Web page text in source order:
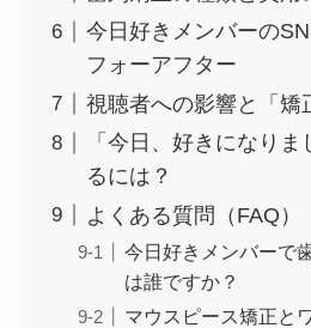
今日好きメンバーの
フォーアフター
視聴者への影響と「矯
「今日、好きになり
るには？
よくある質問（FAQ）
今日好きメンバーで
は誰ですか？
マウスピース矯正と